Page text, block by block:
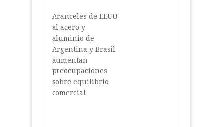
Aranceles de EEUU
al acero y
aluminio de
Argentina y Brasil
aumentan
preocupaciones
sobre equilibrio
comercial